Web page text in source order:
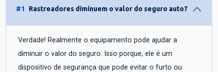
#1 Rastreadores diminuem o valor do seguro auto?
Verdade! Realmente o equipamento pode ajudar a
diminuir o valor do seguro. Isso porque, ele é um
dispositivo de segurança que pode evitar o furto ou